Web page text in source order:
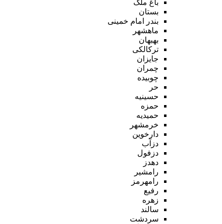
باغ ملک
بستان
بندر امام خمینی
ماهشهر
بهبهان
ترکالکی
جایزان
چمران
چوبیده
حر
حسینیه
حمزه
حمیدیه
خرمشهر
دارخوین
دزآب
دزفول
دهدز
رامشیر
رامهرمز
رفیع
زهره
سالند
سردشت